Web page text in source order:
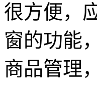
很方便，
窗的功能
商品管理